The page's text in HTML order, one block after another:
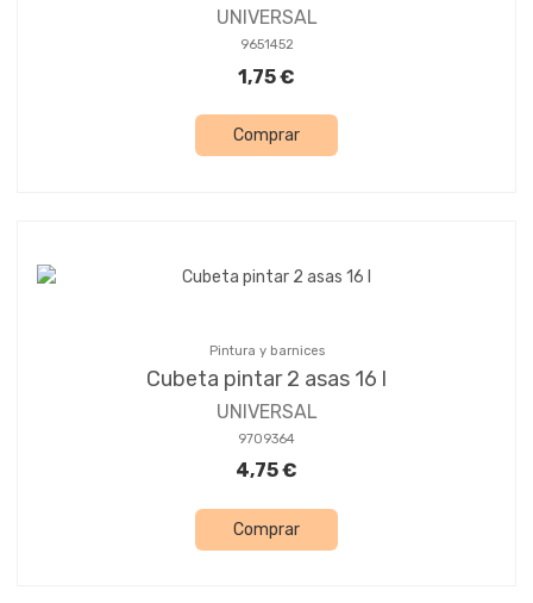
UNIVERSAL
9651452
1,75 €
Comprar
Pintura y barnices
Cubeta pintar 2 asas 16 l
UNIVERSAL
9709364
4,75 €
Comprar